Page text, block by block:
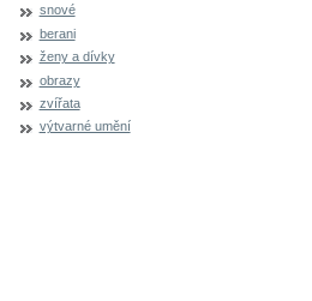
snové
berani
ženy a dívky
obrazy
zvířata
výtvarné umění